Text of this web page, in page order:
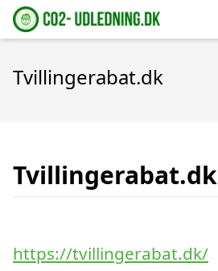
Tvillingerabat.dk
Tvillingerabat.dk
https://tvillingerabat.dk/